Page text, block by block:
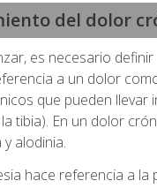
del dolor
es necesario
a un dolor
que pueden llevar
tibia). En un dolor
alodinia.
hace referencia a